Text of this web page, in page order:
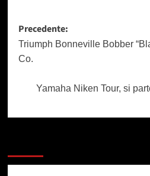
Navigazione
articolo
Precedente:
Triumph Bonneville Bobber
Co.
Yamaha Niken Tour, si